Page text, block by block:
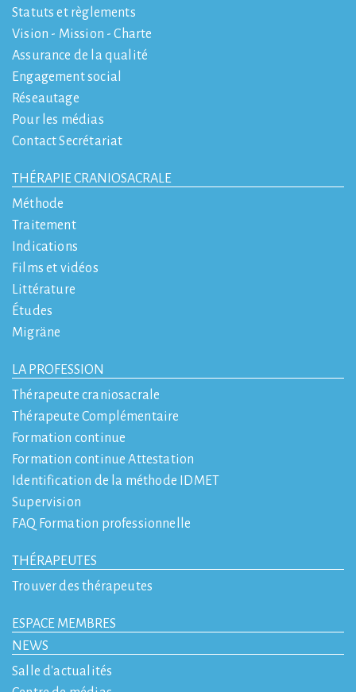
Statuts et règlements
Vision - Mission - Charte
Assurance de la qualité
Engagement social
Réseautage
Pour les médias
Contact Secrétariat
THÉRAPIE CRANIOSACRALE
Méthode
Traitement
Indications
Films et vidéos
Littérature
Études
Migräne
LA PROFESSION
Thérapeute craniosacrale
Thérapeute Complémentaire
Formation continue
Formation continue Attestation
Identification de la méthode IDMET
Supervision
FAQ Formation professionnelle
THÉRAPEUTES
Trouver des thérapeutes
ESPACE MEMBRES
NEWS
Salle d'actualités